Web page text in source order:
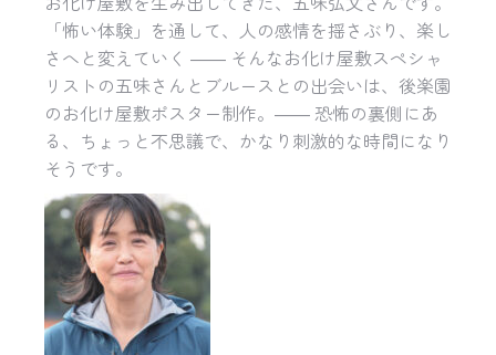
「怖い体験」を通して、人の感情を揺さぶり、楽し
さへと変えていく ―― そんなお化け屋敷スペシャ
リストの五味さんとブルースとの出会いは、後楽園
のお化け屋敷ポスター制作。―― 恐怖の裏側にあ
る、ちょっと不思議で、かなり刺激的な時間になり
そうです。